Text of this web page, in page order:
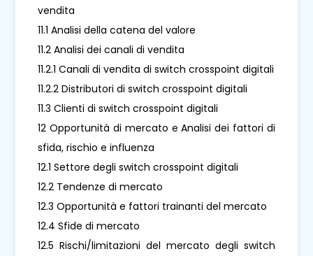
vendita
11.1 Analisi della catena del valore
11.2 Analisi dei canali di vendita
11.2.1 Canali di vendita di switch crosspoint digitali
11.2.2 Distributori di switch crosspoint digitali
11.3 Clienti di switch crosspoint digitali
12 Opportunità di mercato e Analisi dei fattori di
sfida, rischio e influenza
12.1 Settore degli switch crosspoint digitali
12.2 Tendenze di mercato
12.3 Opportunità e fattori trainanti del mercato
12.4 Sfide di mercato
12.5 Rischi/limitazioni del mercato degli switch